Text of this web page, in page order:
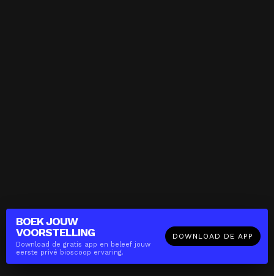
BOEK JOUW
VOORSTELLING
Download de gratis app en beleef jouw
eerste privé bioscoop ervaring.
DOWNLOAD DE APP